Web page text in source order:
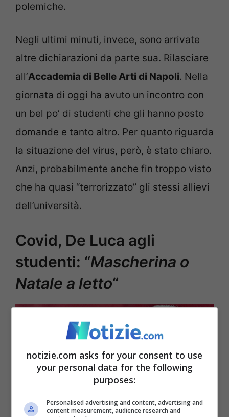
polemiche.
Negli ultimi minuti, invece, sono arrivate
altre dichiarazioni da parte sua. Rilasciare
all’Accademia di Belle Arti di Napoli. Nella
giornata di oggi ha avuto un incontro con
un bel po’ di studenti che gli hanno posto
domande e tanto altro. Per quanto riguarda
la situazione del virus, però, è stato chiaro.
Anzi, probabilmente anche fin troppo visto
che ha quasi “terrorizzato” gli stessi allievi
dell’università.
Covid, De Luca agli
studenti: “Mascherina o
Natale a letto“
notizie.com asks for your consent to use
your personal data for the following
purposes:
Personalised advertising and content, advertising and
content measurement, audience research and